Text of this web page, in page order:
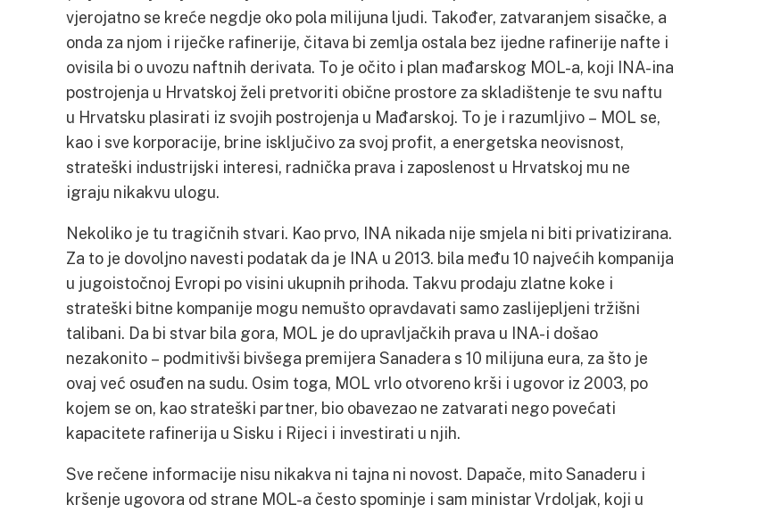
vjerojatno se kreće negdje oko pola milijuna ljudi. Također, zatvaranjem sisačke, a
onda za njom i riječke rafinerije, čitava bi zemlja ostala bez ijedne rafinerije nafte i
ovisila bi o uvozu naftnih derivata. To je očito i plan mađarskog MOL-a, koji INA-ina
postrojenja u Hrvatskoj želi pretvoriti obične prostore za skladištenje te svu naftu
u Hrvatsku plasirati iz svojih postrojenja u Mađarskoj. To je i razumljivo – MOL se,
kao i sve korporacije, brine isključivo za svoj profit, a energetska neovisnost,
strateški industrijski interesi, radnička prava i zaposlenost u Hrvatskoj mu ne
igraju nikakvu ulogu.
Nekoliko je tu tragičnih stvari. Kao prvo, INA nikada nije smjela ni biti privatizirana.
Za to je dovoljno navesti podatak da je INA u 2013. bila među 10 najvećih kompanija
u jugoistočnoj Evropi po visini ukupnih prihoda. Takvu prodaju zlatne koke i
strateški bitne kompanije mogu nemušto opravdavati samo zaslijepljeni tržišni
talibani. Da bi stvar bila gora, MOL je do upravljačkih prava u INA-i došao
nezakonito – podmitivši bivšega premijera Sanadera s 10 milijuna eura, za što je
ovaj već osuđen na sudu. Osim toga, MOL vrlo otvoreno krši i ugovor iz 2003, po
kojem se on, kao strateški partner, bio obavezao ne zatvarati nego povećati
kapacitete rafinerija u Sisku i Rijeci i investirati u njih.
Sve rečene informacije nisu nikakva ni tajna ni novost. Dapače, mito Sanaderu i
kršenje ugovora od strane MOL-a često spominje i sam ministar Vrdoljak, koji u